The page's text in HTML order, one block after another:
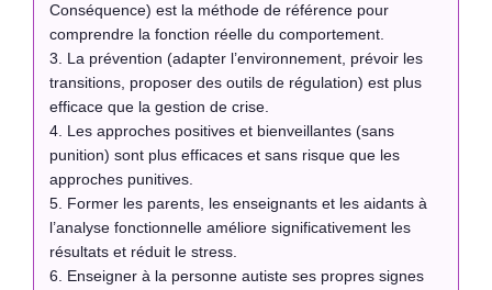
Conséquence) est la méthode de référence pour
comprendre la fonction réelle du comportement.
3. La prévention (adapter l’environnement, prévoir les
transitions, proposer des outils de régulation) est plus
efficace que la gestion de crise.
4. Les approches positives et bienveillantes (sans
punition) sont plus efficaces et sans risque que les
approches punitives.
5. Former les parents, les enseignants et les aidants à
l’analyse fonctionnelle améliore significativement les
résultats et réduit le stress.
6. Enseigner à la personne autiste ses propres signes